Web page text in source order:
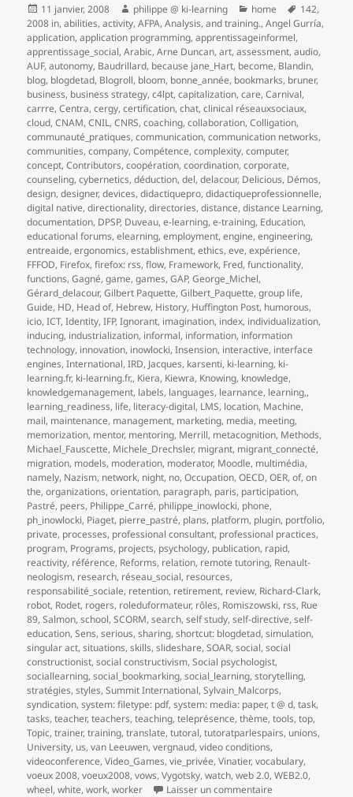
Publié
le
11 janvier, 2008 Auteur
philippe @ ki-learning Catégories
home
Mots-
clés
142,
2008 in,abilities,activity,AFPA,Analysis,and training.,Angel Gurría,
application,application programming,apprentissageinformel,
apprentissage_social,Arabic,Arne Duncan,art,assessment,audio,
AUF,autonomy, Baudrillard, because jane_Hart, become, Blandin,
blog, blogdetad, Blogroll, bloom, bonne_année, bookmarks, bruner,
business, business strategy,c4lpt,capitalization,care,Carnival,
carrre,Centra,cergy,certification,chat,clinical réseauxsociaux,
cloud,CNAM,CNIL,CNRS,coaching,collaboration,Colligation,
communauté_pratiques,communication,communication networks,
communities,company,Compétence,complexity,computer,
concept,Contributors,coopération,coordination,corporate,
counseling,cybernetics,déduction,del,delacour, Delicious, Démos,
design,designer,devices,didactiquepro,didactiqueprofessionnelle,
digital native,directionality,directories,distance,distance Learning,
documentation, DPSP, Duveau,e-learning,e-training, Education,
educational forums,elearning,employment,engine,engineering,
entreaide,ergonomics,establishment,ethics,eve,expérience,
FFFOD, Firefox,firefox: rss,flow, Framework, Fred,functionality,
functions,Gagné,game,games,GAP,George_Michel,
Gérard_delacour,Gilbert Paquette,Gilbert_Paquette,group life,
Guide, HD, Head of, Hebrew, History, Huffington Post, humorous,
icio,ICT,Identity,IFP,Ignorant, imagination, index, individualization,
inducing, industrialization, informal, information, information
technology, innovation, inowlocki,Insension, interactive, interface
engines,International,IRD, Jacques, karsenti, ki-learning, ki-
learning.fr, ki-learning.fr,, Kiera, Kiewra, Knowing, knowledge,
knowledgemanagement, labels, languages, learnance, learning,,
learning_readiness, life, literacy-digital, LMS, location, Machine,
mail, maintenance, management, marketing, media, meeting,
memorization, mentor, mentoring, Merrill, metacognition, Methods,
Michael_Fauscette, Michele_Drechsler, migrant, migrant_connecté,
migration, models, moderation, moderator, Moodle, multimédia,
namely, Nazism, network, night, no,Occupation,OECD,OER,of,on
the,organizations,orientation, paragraph, paris, participation,
Pastré, peers, Philippe_Carré, philippe_inowlocki, phone,
ph_inowlocki, Piaget, pierre_pastré, plans, platform, plugin, portfolio,
private, processes, professional consultant, professional practices,
program, Programs, projects, psychology, publication, rapid,
reactivity, référence, Reforms, relation, remote tutoring, Renault-
neologism, research, réseau_social, resources,
responsabilité_sociale, retention, retirement, review, Richard-Clark,
robot, Rodet, rogers, roleduformateur, rôles, Romiszowski, rss, Rue
89,Salmon,school,SCORM,search,self study,self-directive,self-
education,Sens,serious,sharing,shortcut: blogdetad,simulation,
singular act,situations,skills,slideshare,SOAR,social,social
constructionist,social constructivism,Social psychologist,
sociallearning,social_bookmarking,social_learning,storytelling,
stratégies,styles,Summit International,Sylvain_Malcorps,
syndication,system: filetype: pdf,system: media: paper,t @ d,task,
tasks,teacher,teachers,teaching,teleprésence,thème,tools,top,
Topic,trainer,training,translate,tutoral,tutoratparlespairs, unions,
University, us,van Leeuwen,vergnaud,video conditions,
videoconference,Video_Games,vie_privée,Vinatier,vocabulary,
voeux 2008,voeux2008,vows,Vygotsky,watch,web 2.0,WEB2.0,
wheel,white,work,worker Laisser un commentaire